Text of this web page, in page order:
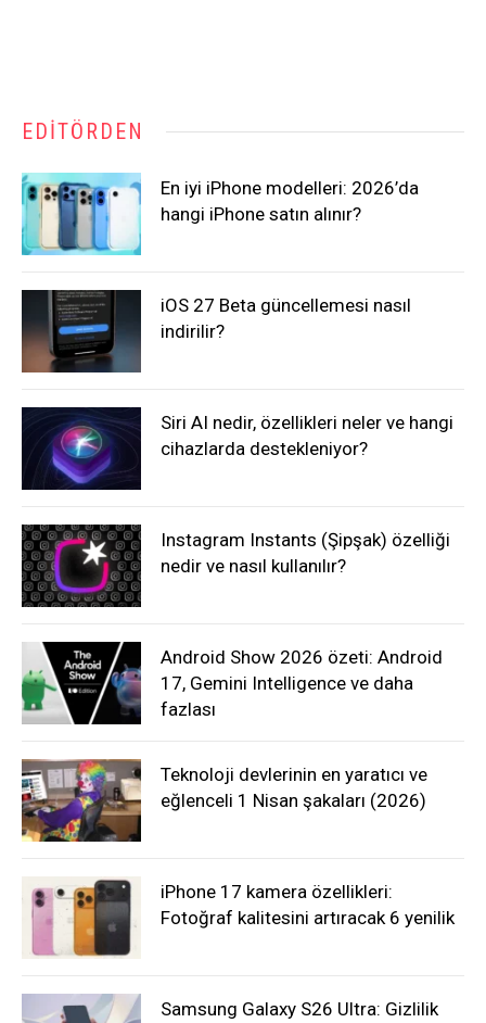
EDITÖRDEN
En iyi iPhone modelleri: 2026’da
hangi iPhone satın alınır?
iOS 27 Beta güncellemesi nasıl
indirilir?
Siri AI nedir, özellikleri neler ve hangi
cihazlarda destekleniyor?
Instagram Instants (Şipşak) özelliği
nedir ve nasıl kullanılır?
Android Show 2026 özeti: Android
17, Gemini Intelligence ve daha
fazlası
Teknoloji devlerinin en yaratıcı ve
eğlenceli 1 Nisan şakaları (2026)
iPhone 17 kamera özellikleri:
Fotoğraf kalitesini artıracak 6 yenilik
Samsung Galaxy S26 Ultra: Gizlilik